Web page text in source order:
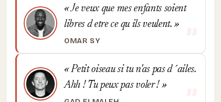
Je veux que mes enfants soient
libres d etre ce qu ils veulent.
OMAR SY
Petit oiseau si tu n'as pas d´ailes.
Ahh ! Tu peux pas voler !